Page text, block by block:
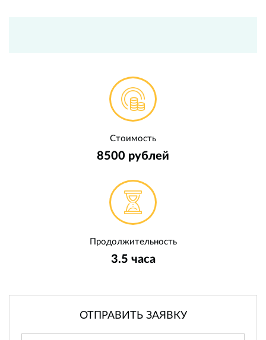
Стоимость
8500 рублей
Продолжительность
3.5 часа
ОТПРАВИТЬ ЗАЯВКУ